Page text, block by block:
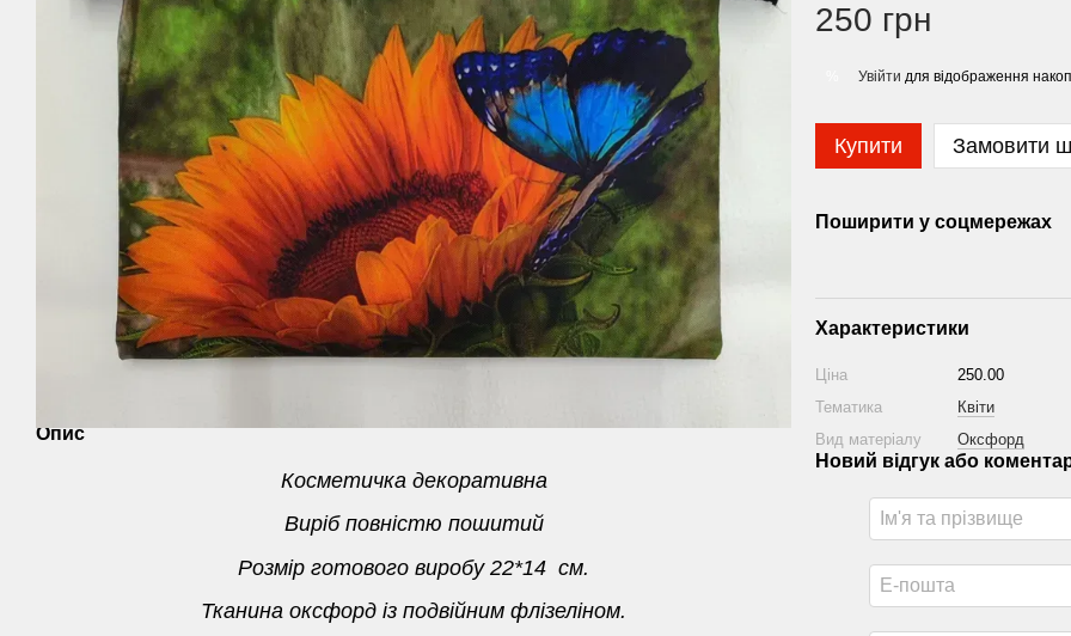
Опис
Косметичка декоративна
Виріб повністю пошитий
Розмір готового виробу 22*14 см.
Тканина оксфорд із подвійним флізеліном.
250 грн
Увійти для відображення
Купити Замовити
Поширити у соцмережах
Характеристики
Ціна
250.00
Тематика
Квіти
Вид матеріалу
Оксфорд
Новий відгук або